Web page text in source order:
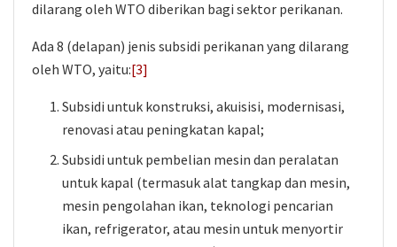
dilarang oleh WTO diberikan bagi sektor perikanan.
Ada 8 (delapan) jenis subsidi perikanan yang dilarang
oleh WTO, yaitu:[3]
Subsidi untuk konstruksi, akuisisi, modernisasi,
renovasi atau peningkatan kapal;
Subsidi untuk pembelian mesin dan peralatan
untuk kapal (termasuk alat tangkap dan mesin,
mesin pengolahan ikan, teknologi pencarian
ikan, refrigerator, atau mesin untuk menyortir